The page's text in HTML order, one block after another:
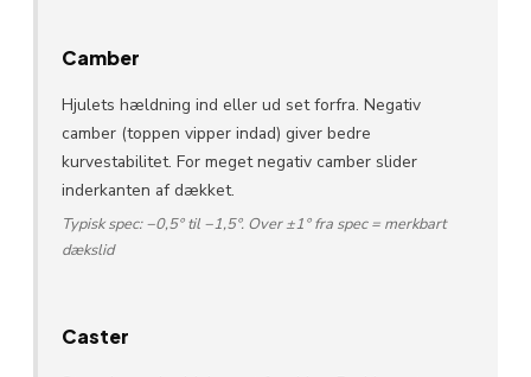
Camber
Hjulets hældning ind eller ud set forfra. Negativ
camber (toppen vipper indad) giver bedre
kurvestabilitet. For meget negativ camber slider
inderkanten af dækket.
Typisk spec: −0,5° til −1,5°. Over ±1° fra spec = merkbart
dækslid
Caster